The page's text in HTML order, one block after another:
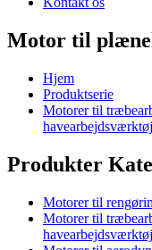
Motor til
Hjem
Produktserie
Motorer til
havearbejdsværktøj
Produkter
Motorer til
Motorer til
havearbejdsværktøj